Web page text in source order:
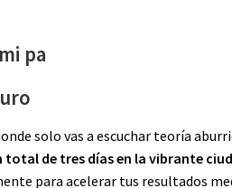
pa
solo vas a escuchar teoría
total de tres días en la vibrante
para acelerar tus resultados